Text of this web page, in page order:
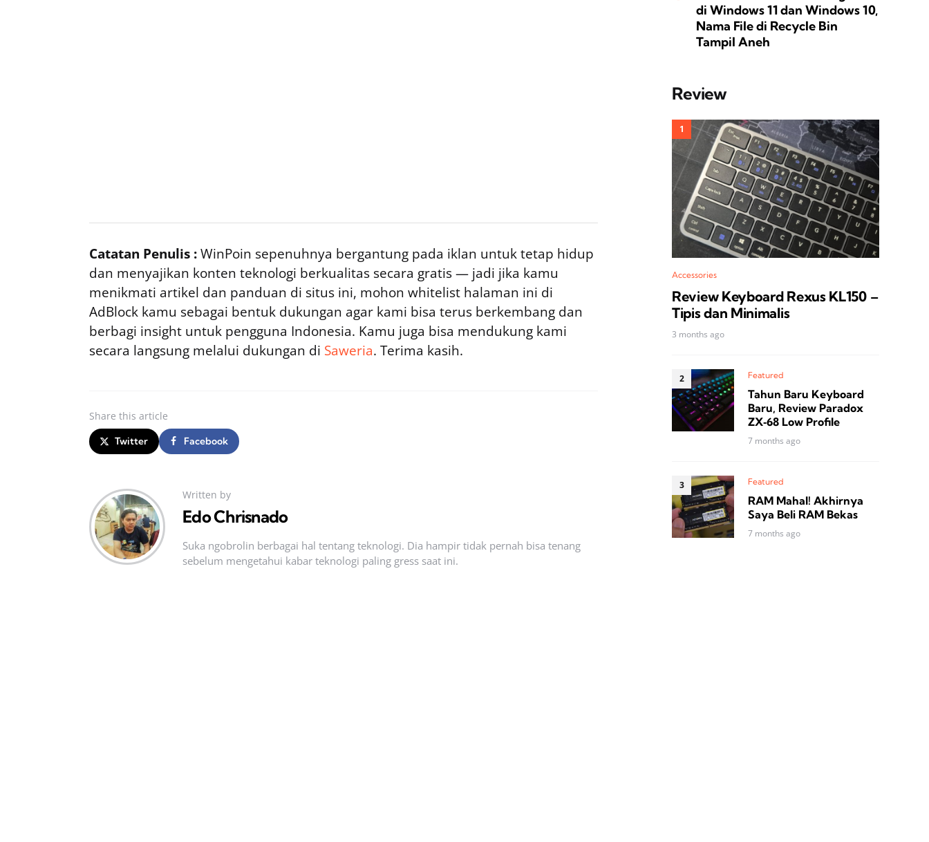
Catatan Penulis :WinPoin sepenuhnya bergantung pada iklan untuk tetap hidup
dan menyajikan konten teknologi berkualitas secara gratis — jadi jika kamu
menikmati artikel dan panduan di situs ini, mohon whitelist halaman ini di
AdBlock kamu sebagai bentuk dukungan agar kami bisa terus berkembang dan
berbagi insight untuk pengguna Indonesia. Kamu juga bisa mendukung kami
secara langsung melalui dukungan di Saweria. Terima kasih.
Share this article
Twitter Facebook
Written by
Edo Chrisnado
Suka ngobrolin berbagai hal tentang teknologi. Dia hampir tidak pernah bisa tenang
sebelum mengetahui kabar teknologi paling gress saat ini.
di Windows 11 dan Windows 10,
Nama File di Recycle Bin
Tampil Aneh
Review
Accessories
Review Keyboard Rexus KL150 –
Tipis dan Minimalis
3 months ago
Featured
Tahun Baru Keyboard
Baru, Review Paradox
ZX‑68 Low Profile
7 months ago
Featured
RAM Mahal! Akhirnya
Saya Beli RAM Bekas
7 months ago